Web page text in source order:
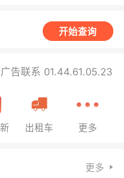
行窃被捕！
开始查询
广告联系 01.44.61.05.23
出租车 更多
更多